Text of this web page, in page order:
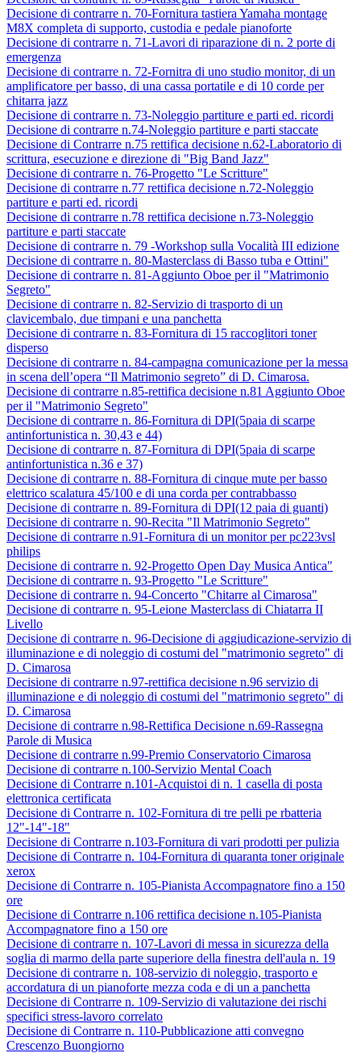
Decisione di contrarre n. 70-Fornitura tastiera Yamaha montage
M8X completa di supporto, custodia e pedale pianoforte
Decisione di contrarre n. 71-Lavori di riparazione di n. 2 porte di
emergenza
Decisione di contrarre n. 72-Fornitra di uno studio monitor, di un
amplificatore per basso, di una cassa portatile e di 10 corde per
chitarra jazz
Decisione di contrarre n. 73-Noleggio partiture e parti ed. ricordi
Decisione di contrarre n.74-Noleggio partiture e parti staccate
Decisione di Contrarre n.75 rettifica decisione n.62-Laboratorio di
scrittura, esecuzione e direzione di "Big Band Jazz"
Decisione di contrarre n. 76-Progetto "Le Scritture"
Decisione di contrarre n.77 rettifica decisione n.72-Noleggio
partiture e parti ed. ricordi
Decisione di contrarre n.78 rettifica decisione n.73-Noleggio
partiture e parti staccate
Decisione di contrarre n. 79 -Workshop sulla Vocalità III edizione
Decisione di contrarre n. 80-Masterclass di Basso tuba e Ottini"
Decisione di contrarre n. 81-Aggiunto Oboe per il "Matrimonio
Segreto"
Decisione di contrarre n. 82-Servizio di trasporto di un
clavicembalo, due timpani e una panchetta
Decisione di contrarre n. 83-Fornitura di 15 raccoglitori toner
disperso
Decisione di contrarre n. 84-campagna comunicazione per la messa
in scena dell’opera “Il Matrimonio segreto” di D. Cimarosa.
Decisione di contrarre n.85-rettifica decisione n.81 Aggiunto Oboe
per il "Matrimonio Segreto"
Decisione di contrarre n. 86-Fornitura di DPI(5paia di scarpe
antinfortunistica n. 30,43 e 44)
Decisione di contrarre n. 87-Fornitura di DPI(5paia di scarpe
antinfortunistica n.36 e 37)
Decisione di contrarre n. 88-Fornitura di cinque mute per basso
elettrico scalatura 45/100 e di una corda per contrabbasso
Decisione di contrarre n. 89-Fornitura di DPI(12 paia di guanti)
Decisione di contrarre n. 90-Recita "Il Matrimonio Segreto"
Decisione di contrarre n.91-Fornitura di un monitor per pc223vsl
philips
Decisione di contrarre n. 92-Progetto Open Day Musica Antica"
Decisione di contrarre n. 93-Progetto "Le Scritture"
Decisione di contrarre n. 94-Concerto "Chitarre al Cimarosa"
Decisione di contrarre n. 95-Leione Masterclass di Chiatarra II
Livello
Decisione di contrarre n. 96-Decisione di aggiudicazione-servizio di
illuminazione e di noleggio di costumi del "matrimonio segreto" di
D. Cimarosa
Decisione di contrarre n.97-rettifica decisione n.96 servizio di
illuminazione e di noleggio di costumi del "matrimonio segreto" di
D. Cimarosa
Decisione di contrarre n.98-Rettifica Decisione n.69-Rassegna
Parole di Musica
Decisione di contrarre n.99-Premio Conservatorio Cimarosa
Decisione di contrarre n.100-Servizio Mental Coach
Decisione di Contrarre n.101-Acquistoi di n. 1 casella di posta
elettronica certificata
Decisione di Contrarre n. 102-Fornitura di tre pelli pe rbatteria
12"-14"-18"
Decisione di Contrarre n.103-Fornitura di vari prodotti per pulizia
Decisione di Contrarre n. 104-Fornitura di quaranta toner originale
xerox
Decisione di Contrarre n. 105-Pianista Accompagnatore fino a 150
ore
Decisione di Contrarre n.106 rettifica decisione n.105-Pianista
Accompagnatore fino a 150 ore
Decisione di contrarre n. 107-Lavori di messa in sicurezza della
soglia di marmo della parte superiore della finestra dell'aula n. 19
Decisione di contrarre n. 108-servizio di noleggio, trasporto e
accordatura di un pianoforte mezza coda e di un a panchetta
Decisione di Contrarre n. 109-Servizio di valutazione dei rischi
specifici stress-lavoro correlato
Decisione di Contrarre n. 110-Pubblicazione atti convegno
Crescenzo Buongiorno